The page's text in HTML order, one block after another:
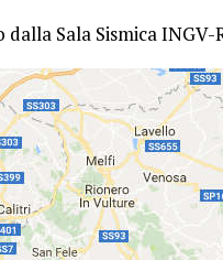
Sala Sismica INGV-